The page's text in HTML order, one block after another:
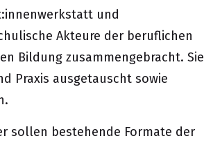
und
Akteure der beruflichen
Bildung zusammengebracht. Sie
Praxis ausgetauscht sowie
sollen bestehende Formate der